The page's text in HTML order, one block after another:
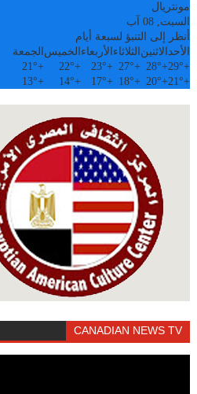
مونتريال
السبت, 08 آب
أنظر إلى التنبؤ لسبعة أيام
الأحدالاثنين الثلاثاء الأربعاء الخميس الجمعة
+
29°
+
28°
+
27°
+
23°
+
22°
+
21°
+
21°
+
20°
+
18°
+
17°
+
14°
+
13°
CANADIAN NEWS TV